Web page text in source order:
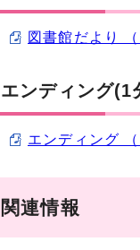
図書館だより
エンディング(1
エンディング
関連情報